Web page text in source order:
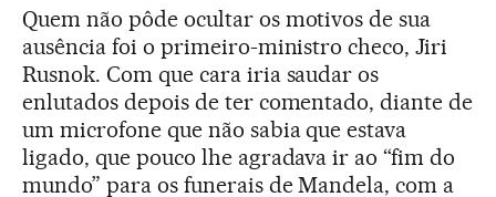
Quem não pôde ocultar os motivos de sua
ausência foi o primeiro-ministro checo, Jiri
Rusnok. Com que cara iria saudar os
enlutados depois de ter comentado, diante de
um microfone que não sabia que estava
ligado, que pouco lhe agradava ir ao “fim do
mundo” para os funerais de Mandela, com a